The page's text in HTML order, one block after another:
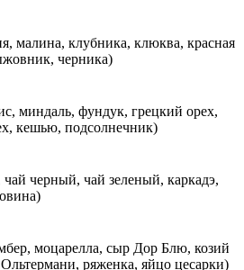
малина, клубника, клюква, красная
черника)
миндаль, фундук, грецкий орех,
кешью, подсолнечник)
черный, чай зеленый, каркадэ,
моцарелла, сыр Дор Блю, козий
ряженка, яйцо цесарки)